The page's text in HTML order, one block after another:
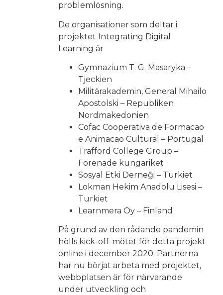
problemlösning.
De organisationer som deltar i
projektet Integrating Digital
Learning är
Gymnazium T. G. Masaryka –
Tjeckien
Militärakademin, General Mihailo
Apostolski – Republiken
Nordmakedonien
Cofac Cooperativa de Formacao
e Animacao Cultural – Portugal
Trafford College Group –
Förenade kungariket
Sosyal Etki Derneği – Turkiet
Lokman Hekim Anadolu Lisesi –
Turkiet
Learnmera Oy – Finland
På grund av den rådande pandemin
hölls kick-off-mötet för detta projekt
online i december 2020. Partnerna
har nu börjat arbeta med projektet,
webbplatsen är för närvarande
under utveckling och